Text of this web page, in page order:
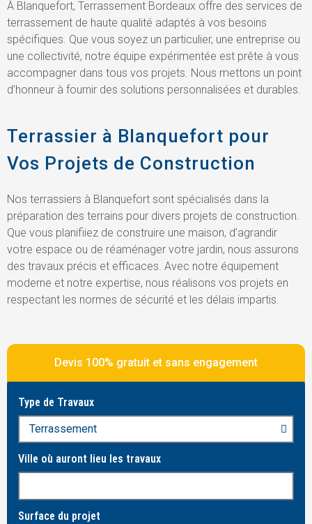
À Blanquefort, Terrassement Bordeaux offre des services de
terrassement de haute qualité adaptés à vos besoins
spécifiques. Que vous soyez un particulier, une entreprise ou
une collectivité, notre équipe expérimentée est prête à vous
accompagner dans tous vos projets. Nous mettons un point
d’honneur à fournir des solutions personnalisées et durables.
Terrassier à Blanquefort pour
Vos Projets de Construction
Nos terrassiers à Blanquefort sont spécialisés dans la
préparation des terrains pour divers projets de construction.
Que vous planifiiez de construire une maison, d’agrandir
votre espace ou de réaménager votre jardin, nous assurons
des travaux précis et efficaces. Avec notre équipement
moderne et notre expertise, nous réalisons vos projets en
respectant les normes de sécurité et les délais impartis.
Devis 100% gratuit et sans engagement
Type de Travaux
Ville où auront lieu les travaux
Surface du projet